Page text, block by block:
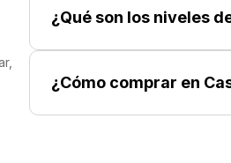
¿Qué son los niveles
¿Cómo comprar en